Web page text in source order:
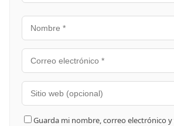
Guarda mi nombre, correo electrónico y